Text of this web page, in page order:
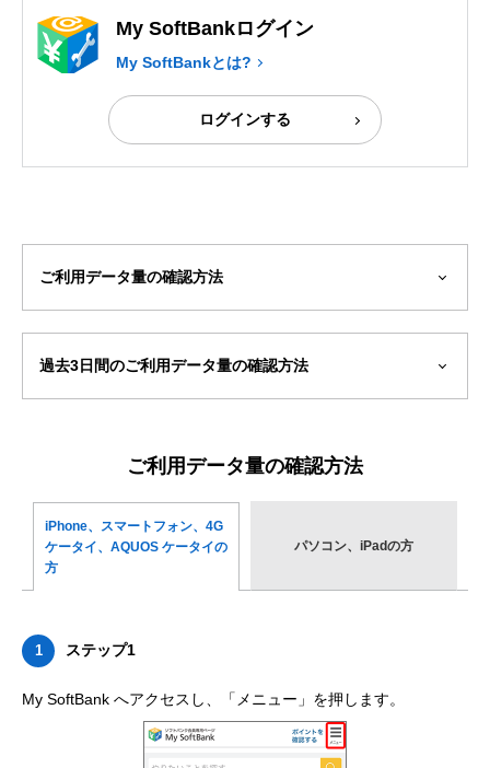
My SoftBankログイン
My SoftBankとは?
ログインする
ご利用データ量の確認方法
過去3日間のご利用データ量の確認方法
ご利用データ量の確認方法
iPhone、スマートフォン、 4G
ケータイ、AQUOS ケータイの
方
パソコン、iPadの方
1 ステップ1
My SoftBank へアクセスし、「メニュー」を押します。